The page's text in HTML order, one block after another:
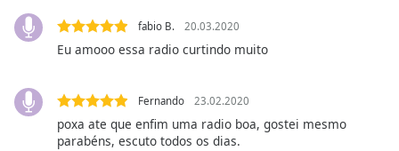
Edge
Style
Family
fabio B. 20.03.2020
Eu amooo essa radio curtindo muito
Fernando 23.02.2020
poxa ate que enfim uma radio boa, gostei mesmo
parabéns, escuto todos os dias.